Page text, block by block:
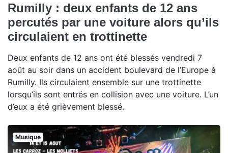
Rumilly : deux enfants de 12 ans
percutés par une voiture alors qu’ils
circulaient en trottinette
Deux enfants de 12 ans ont été blessés vendredi 7
août au soir dans un accident boulevard de l’Europe à
Rumilly. Ils circulaient ensemble sur une trottinette
lorsqu’ils sont entrés en collision avec une voiture. L’un
d’eux a été grièvement blessé.
Musique